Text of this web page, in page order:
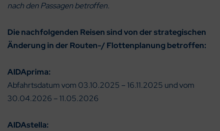
nach den Passagen betroffen.
Die nachfolgenden Reisen sind von der strategischen
Änderung in der Routen-/ Flottenplanung betroffen:
AIDAprima:
Abfahrtsdatum vom 03.10.2025 – 16.11.2025 und vom
30.04.2026 – 11.05.2026
AIDAstella: